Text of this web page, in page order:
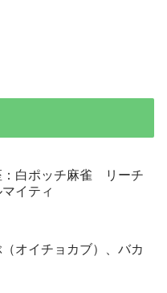
：白ポッチ麻雀 リーチ
イティ
オイチョカブ）、バカ